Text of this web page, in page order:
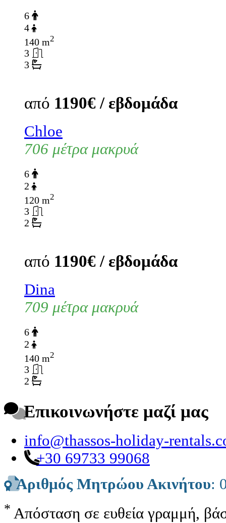
6
4
140 m2
3
3
από 1190€ / εβδομάδα
Chloe
706 μέτρα μακρυά
6
2
120 m2
3
2
από 1190€ / εβδομάδα
Dina
709 μέτρα μακρυά
6
2
140 m2
3
2
Επικοινωνήστε μαζί μας
info@thassos-holiday-
+30 69733 99068
Αριθμός Μητρώου Ακινήτου:
* Απόσταση σε ευθεία γραμμή,